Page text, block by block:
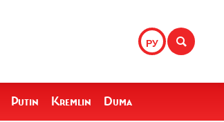
РУ
Putin Kremlin Duma